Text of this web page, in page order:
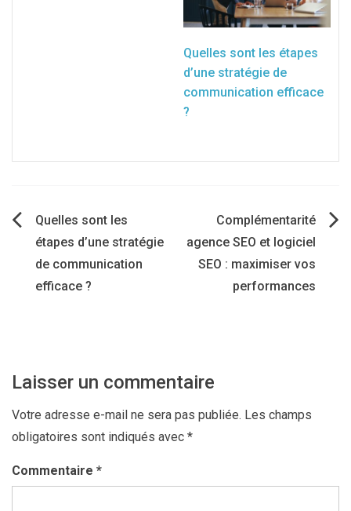
Quelles sont les étapes
d’une stratégie de
communication efficace
?
Navigation
de
l’article
Quelles sont les
étapes d’une stratégie
de communication
efficace ?
Complémentarité
agence SEO et logiciel
SEO : maximiser vos
performances
Laisser un commentaire
Votre adresse e-mail ne sera pas publiée. Les champs
obligatoires sont indiqués avec *
Commentaire *